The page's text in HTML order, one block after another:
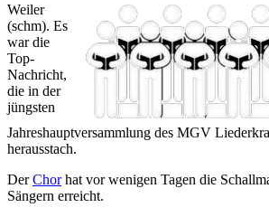
Weiler
(schm). Es
war die
Top-
Nachricht,
die in der
jüngsten
Jahreshauptversammlung des MGV
herausstach.
DerChorhat vor wenigen Tagen die
Sängern erreicht.